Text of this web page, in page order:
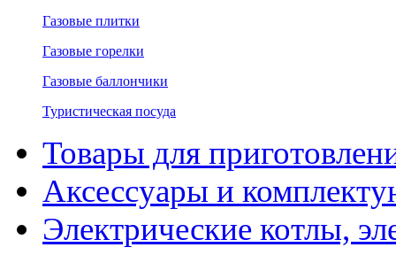
Газовые плитки
Газовые горелки
Газовые баллончики
Туристическая посуда
Товары для
Аксессуары и
Электрические котлы,